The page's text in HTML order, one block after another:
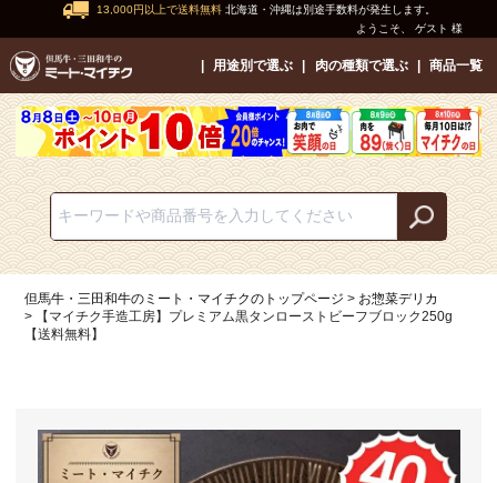
13,000円以上で送料無料 北海道・沖縄は別途手数料が発生します。
ようこそ、 ゲスト 様
用途別で選ぶ 肉の種類で選ぶ 商品一覧
但馬牛・三田和牛のミート・マイチクのトップページ
お惣菜デリカ
【マイチク手造工房】プレミアム黒タンローストビーフブロック250g
【送料無料】